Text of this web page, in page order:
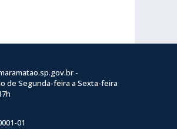
-
de Segunda-feira a Sexta-feira
01